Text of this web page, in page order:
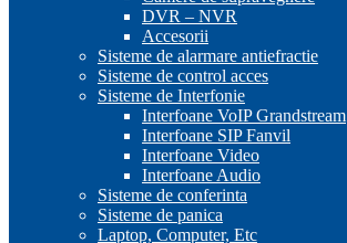
DVR – NVR
Accesorii
Sisteme de alarmare antiefractie
Sisteme de control acces
Sisteme de Interfonie
Interfoane VoIP Grandstream
Interfoane SIP Fanvil
Interfoane Video
Interfoane Audio
Sisteme de conferinta
Sisteme de panica
Laptop, Computer, Etc